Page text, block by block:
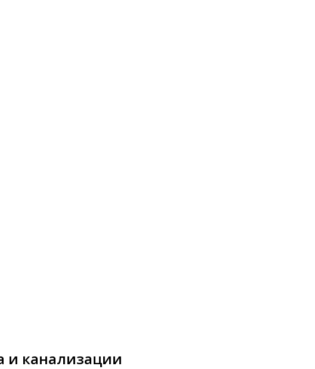
и канализации